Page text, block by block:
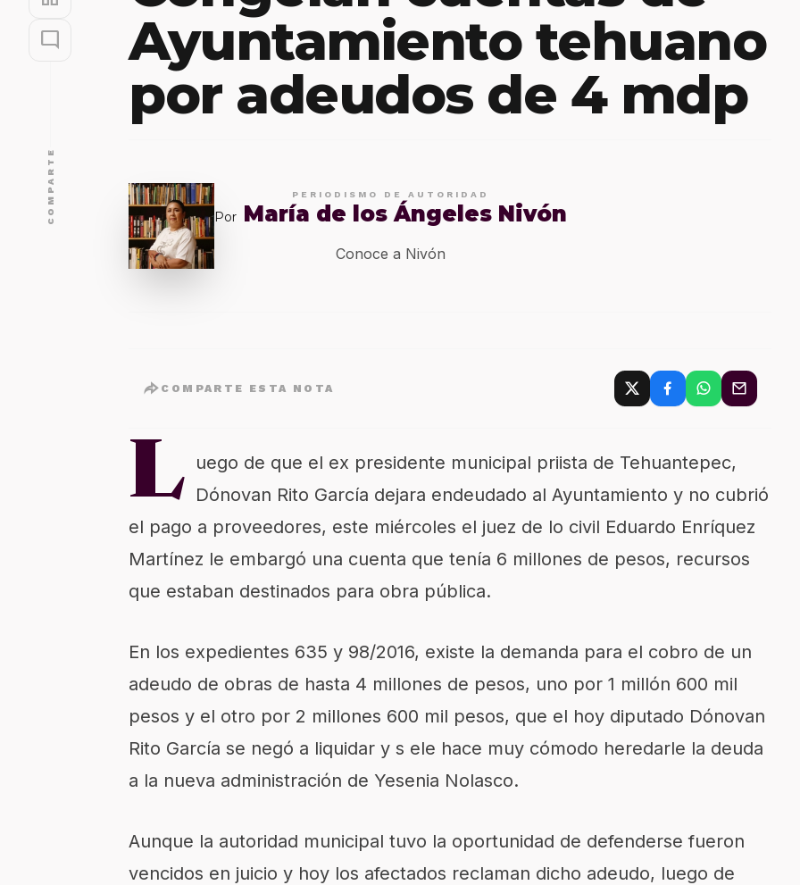
mode_comment
COMPARTE
Ayuntamiento tehuano
por adeudos de 4 mdp
PERIODISMO DE AUTORIDAD
Por María de los Ángeles Nivón
Conoce a Nivón
COMPARTE ESTA NOTA
L uego de que el ex presidente municipal priista de Tehuantepec,
Dónovan Rito García dejara endeudado al Ayuntamiento y no cubrió
el pago a proveedores, este miércoles el juez de lo civil Eduardo Enríquez
Martínez le embargó una cuenta que tenía 6 millones de pesos, recursos
que estaban destinados para obra pública.
En los expedientes 635 y 98/2016, existe la demanda para el cobro de un
adeudo de obras de hasta 4 millones de pesos, uno por 1 millón 600 mil
pesos y el otro por 2 millones 600 mil pesos, que el hoy diputado Dónovan
Rito García se negó a liquidar y s ele hace muy cómodo heredarle la deuda
a la nueva administración de Yesenia Nolasco.
Aunque la autoridad municipal tuvo la oportunidad de defenderse fueron
vencidos en juicio y hoy los afectados reclaman dicho adeudo, luego de